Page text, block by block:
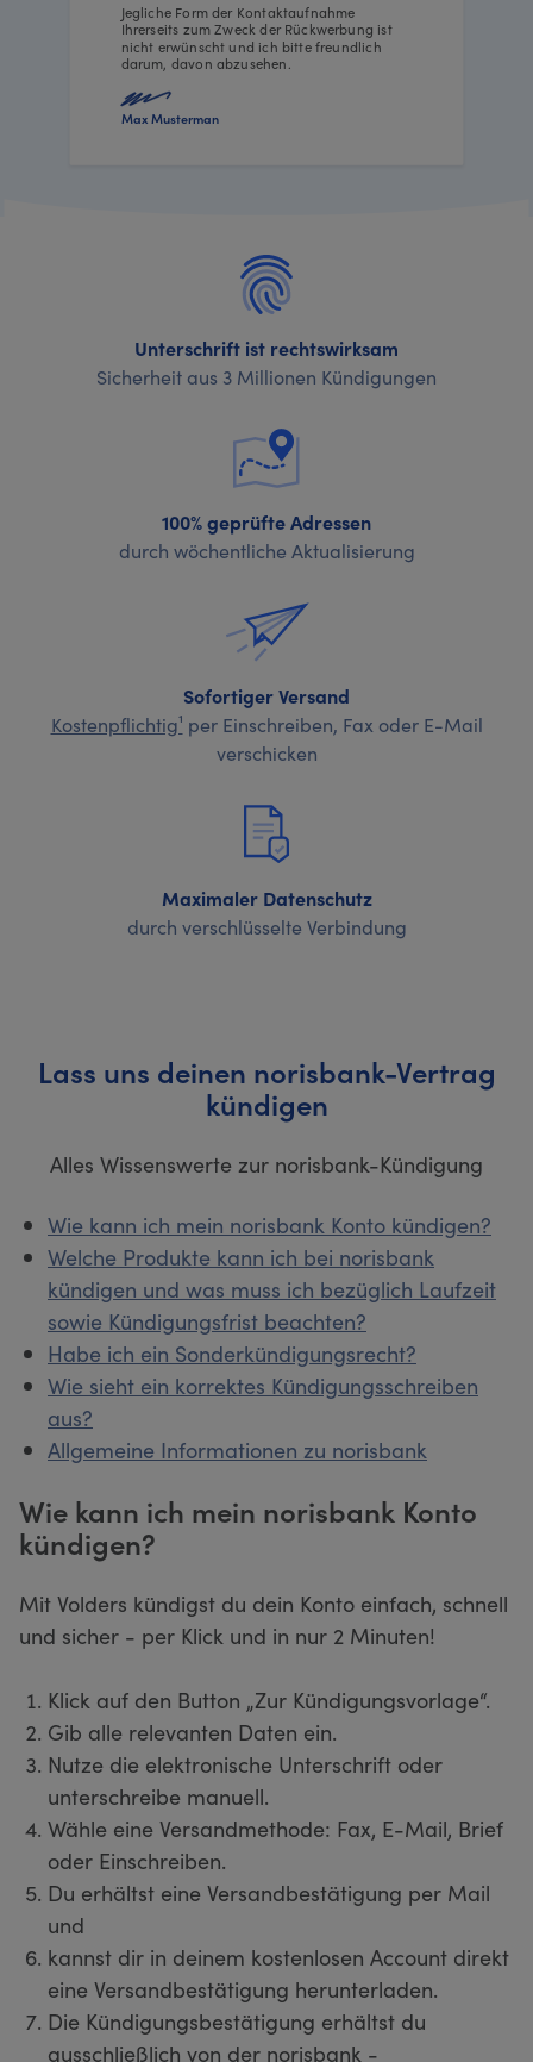
Jegliche Form der Kontaktaufnahme
Ihrerseits zum Zweck der Rückwerbung ist
nicht erwünscht und ich bitte freundlich
darum, davon abzusehen.
Max Musterman
Unterschrift ist rechtswirksam
Sicherheit aus 3 Millionen Kündigungen
100% geprüfte Adressen
durch wöchentliche Aktualisierung
Sofortiger Versand
Kostenpflichtig¹ per Einschreiben, Fax oder E-Mail
verschicken
Maximaler Datenschutz
durch verschlüsselte Verbindung
Lass uns deinen norisbank-Vertrag
kündigen
Alles Wissenswerte zur norisbank-Kündigung
Wie kann ich mein norisbank Konto kündigen?
Welche Produkte kann ich bei norisbank
kündigen und was muss ich bezüglich Laufzeit
sowie Kündigungsfrist beachten?
Habe ich ein Sonderkündigungsrecht?
Wie sieht ein korrektes Kündigungsschreiben
aus?
Allgemeine Informationen zu norisbank
Wie kann ich mein norisbank Konto
kündigen?
Mit Volders kündigst du dein Konto einfach, schnell
und sicher - per Klick und in nur 2 Minuten!
Klick auf den Button „Zur Kündigungsvorlage“.
Gib alle relevanten Daten ein.
Nutze die elektronische Unterschrift oder
unterschreibe manuell.
Wähle eine Versandmethode: Fax, E-Mail, Brief
oder Einschreiben.
Du erhältst eine Versandbestätigung per Mail
und
kannst dir in deinem kostenlosen Account direkt
eine Versandbestätigung herunterladen.
Die Kündigungsbestätigung erhältst du
ausschließlich von der norisbank -